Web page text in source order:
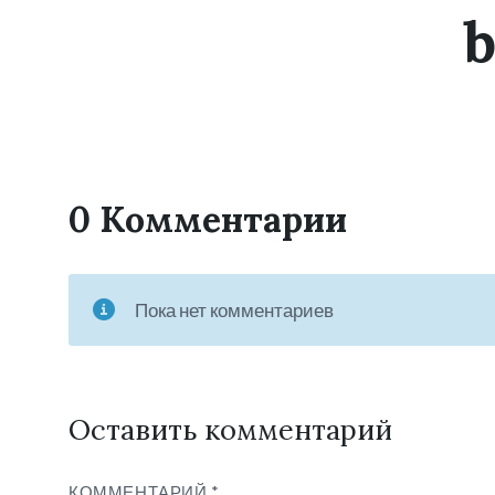
0 Комментарии
Пока нет комментариев
Оставить комментарий